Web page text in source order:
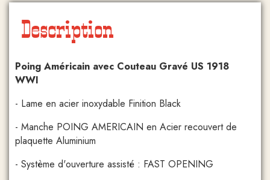
Description
Poing Américain avec Couteau Gravé US 1918
WWI
- Lame en acier inoxydable Finition Black
- Manche POING AMERICAIN en Acier recouvert de
plaquette Aluminium
- Système d'ouverture assisté : FAST OPENING